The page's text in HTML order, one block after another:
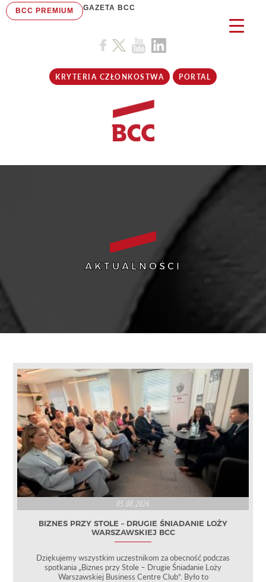
BCC PREMIUM GAZETA BCC
KRYTERIA CZŁONKOSTWA PORTAL
AKTUALNOŚCI
05.08.2026
BIZNES PRZY STOLE – DRUGIE ŚNIADANIE LOŻY
WARSZAWSKIEJ BCC
Dziękujemy wszystkim uczestnikom za obecność podczas
spotkania „Biznes przy Stole – Drugie Śniadanie Loży
Warszawskiej Business Centre Club”. Było to